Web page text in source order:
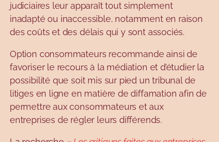
judiciaires leur apparaît tout simplement
inadapté ou inaccessible, notamment en raison
des coûts et des délais qui y sont associés.
Option consommateurs recommande ainsi de
favoriser le recours à la médiation et d’étudier la
possibilité que soit mis sur pied un tribunal de
litiges en ligne en matière de diffamation afin de
permettre aux consommateurs et aux
entreprises de régler leurs différends.